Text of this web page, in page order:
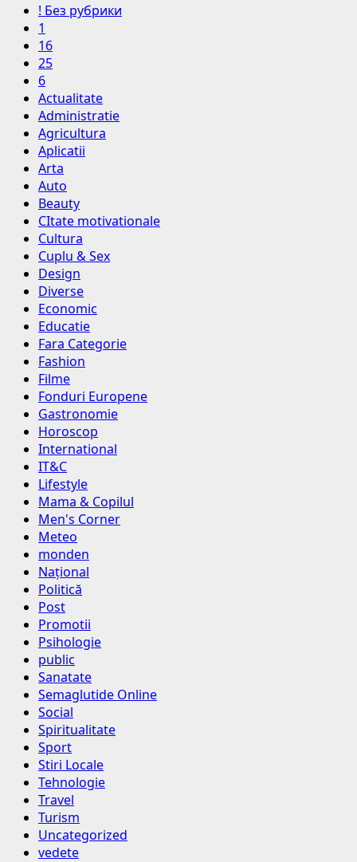
! Без рубрики
1
16
25
6
Actualitate
Administratie
Agricultura
Aplicatii
Arta
Auto
Beauty
CItate motivationale
Cultura
Cuplu & Sex
Design
Diverse
Economic
Educatie
Fara Categorie
Fashion
Filme
Fonduri Europene
Gastronomie
Horoscop
International
IT&C
Lifestyle
Mama & Copilul
Men's Corner
Meteo
monden
Național
Politică
Post
Promotii
Psihologie
public
Sanatate
Semaglutide Online
Social
Spiritualitate
Sport
Stiri Locale
Tehnologie
Travel
Turism
Uncategorized
vedete